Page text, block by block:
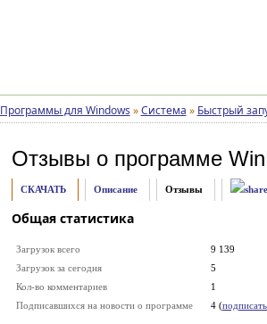
Программы для Windows » Система » Быстрый
Отзывы о программе
СКАЧАТЬ Описание Отзывы
Общая статистика
Загрузок всего
9 139
Загрузок за сегодня
5
Кол-во комментариев
1
Подписавшихся на новости о программе
4 (